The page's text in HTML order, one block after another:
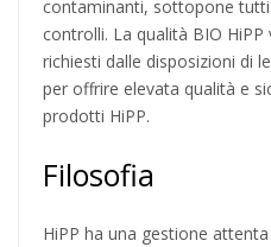
contaminanti, sottopone
controlli. La qualità BIO
richiesti dalle disposizioni di
per offrire elevata qualità e
prodotti HiPP.
Filosofia
HiPP ha una gestione